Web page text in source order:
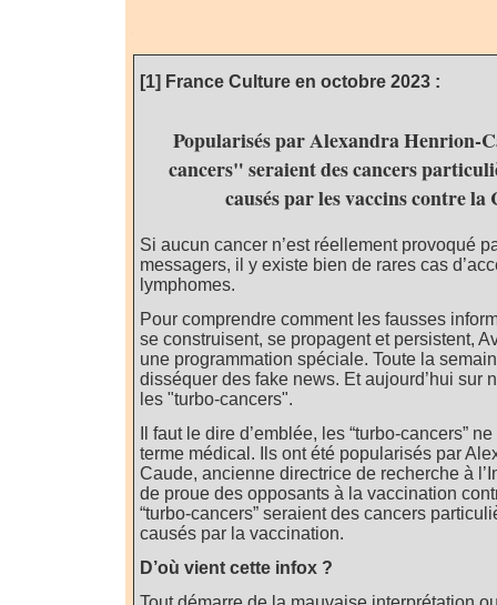
[1] France Culture en octobre 2023 :
Popularisés par Alexandra Henrion-
cancers" seraient des cancers
causés par les vaccins contre la
Si aucun cancer n’est réellement provoqué
messagers, il y existe bien de rares cas
lymphomes.
Pour comprendre comment les fausses
se construisent, se propagent et persistent,
une programmation spéciale. Toute la
disséquer des fake news. Et aujourd’hui sur
les "turbo-cancers".
Il faut le dire d’emblée, les “turbo-cancers”
terme médical. Ils ont été popularisés par
Caude, ancienne directrice de recherche à
de proue des opposants à la vaccination
“turbo-cancers” seraient des cancers
causés par la vaccination.
D’où vient cette infox ?